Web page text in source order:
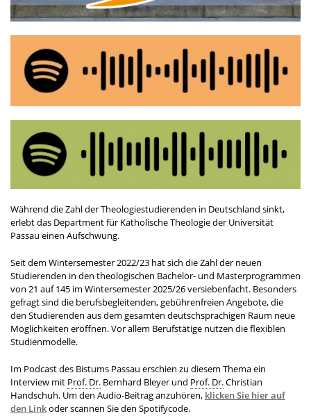
Während die Zahl der Theologiestudierenden in Deutschland sinkt,
erlebt das Department für Katholische Theologie der Universität
Passau einen Aufschwung.
Seit dem Wintersemester 2022/23 hat sich die Zahl der neuen
Studierenden in den theologischen Bachelor- und Masterprogrammen
von 21 auf 145 im Wintersemester 2025/26 versiebenfacht. Besonders
gefragt sind die berufsbegleitenden, gebührenfreien Angebote, die
den Studierenden aus dem gesamten deutschsprachigen Raum neue
Möglichkeiten eröffnen. Vor allem Berufstätige nutzen die flexiblen
Studienmodelle.
Im Podcast des Bistums Passau erschien zu diesem Thema ein
Interview mit Prof. Dr. Bernhard Bleyer und Prof. Dr.Christian
Handschuh. Um den Audio-Beitrag anzuhören, klicken Sie hier auf
den Linkoder scannen Sie den Spotifycode.